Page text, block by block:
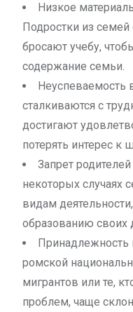
Низкое
Подростки из
бросают учебу,
содержание семьи.
Неуспеваемость
сталкиваются с
достигают
потерять интерес к
Запрет
некоторых случаях
видам
образованию своих
ромской
мигрантов или те,
проблем, чаще